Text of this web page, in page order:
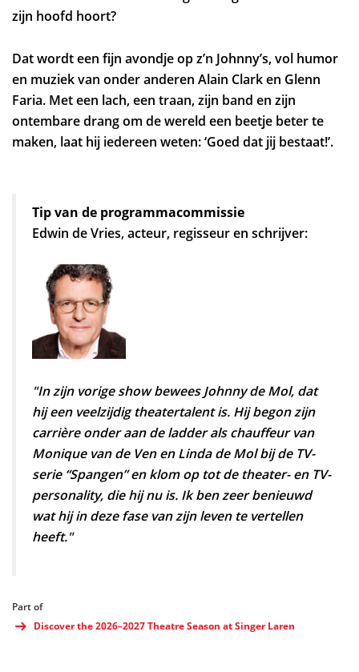
zijn hoofd hoort?
Dat wordt een fijn avondje op z’n Johnny’s, vol humor
en muziek van onder anderen Alain Clark en Glenn
Faria. Met een lach, een traan, zijn band en zijn
ontembare drang om de wereld een beetje beter te
maken, laat hij iedereen weten: ‘Goed dat jij bestaat!’.
Tip van de programmacommissie
Edwin de Vries, acteur, regisseur en schrijver:
"In zijn vorige show bewees Johnny de Mol, dat
hij een veelzijdig theatertalent is. Hij begon zijn
carrière onder aan de ladder als chauffeur van
Monique van de Ven en Linda de Mol bij de TV-
serie “Spangen” en klom op tot de theater- en TV-
personality, die hij nu is. Ik ben zeer benieuwd
wat hij in deze fase van zijn leven te vertellen
heeft."
Part of
Discover the 2026–2027 Theatre Season at Singer Laren
Zoom
in